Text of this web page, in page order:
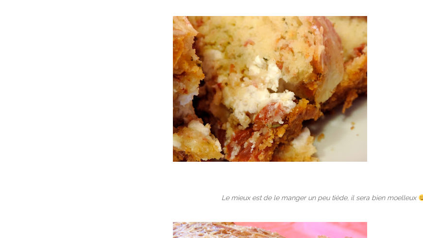
Le mieux est de le manger un peu tiède, il sera bien moelleux